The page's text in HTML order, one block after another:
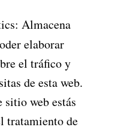
Almacena
elaborar
el tráfico y
de esta web.
web estás
tratamiento de